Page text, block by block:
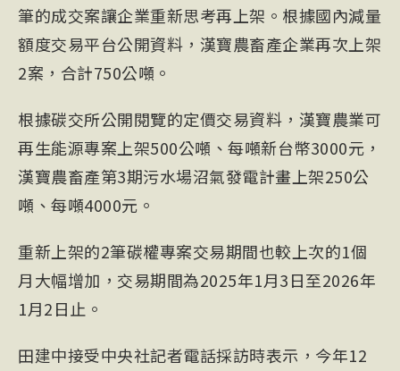
筆的成交案讓企業重新思考再上架。根據國內減量
額度交易平台公開資料，漢寶農畜產企業再次上架
2案，合計750公噸。
根據碳交所公開閱覽的定價交易資料，漢寶農業可
再生能源專案上架500公噸、每噸新台幣3000元，
漢寶農畜產第3期污水場沼氣發電計畫上架250公
噸、每噸4000元。
重新上架的2筆碳權專案交易期間也較上次的1個
月大幅增加，交易期間為2025年1月3日至2026年
1月2日止。
田建中接受中央社記者電話採訪時表示，今年12